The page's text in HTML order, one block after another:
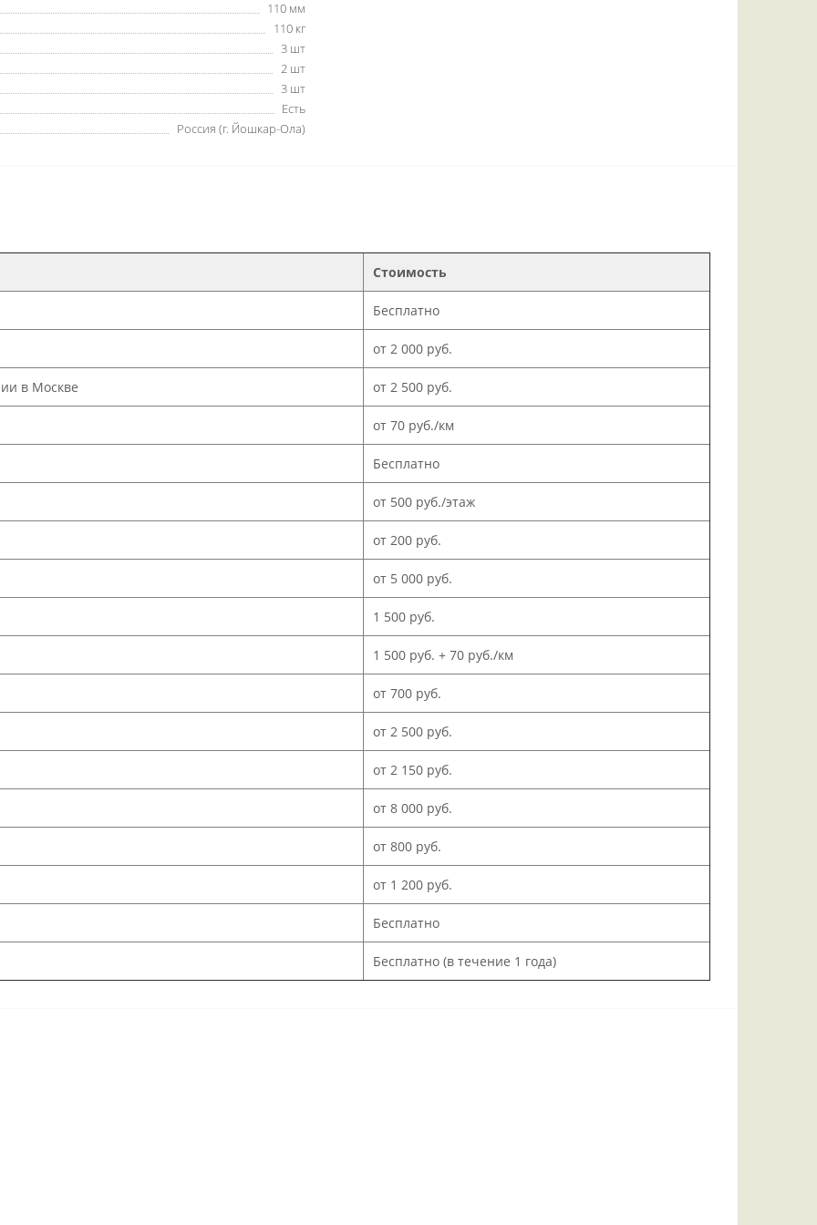
110 мм
110 кг
3 шт
2 шт
3 шт
Есть
Россия (г. Йошкар-Ола)
Стоимость
Бесплатно
от 2 000 руб.
в Москве от 2 500 руб.
от 70 руб./км
Бесплатно
от 500 руб./этаж
от 200 руб.
от 5 000 руб.
1 500 руб.
1 500 руб. + 70 руб./км
от 700 руб.
от 2 500 руб.
от 2 150 руб.
от 8 000 руб.
от 800 руб.
от 1 200 руб.
Бесплатно
Бесплатно (в течение 1 года)